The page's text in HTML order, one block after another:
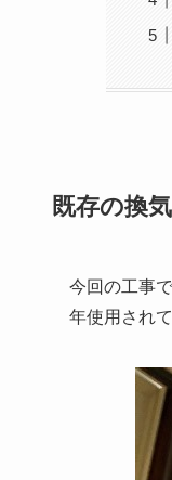
既存の換
今回の工事
年使用され